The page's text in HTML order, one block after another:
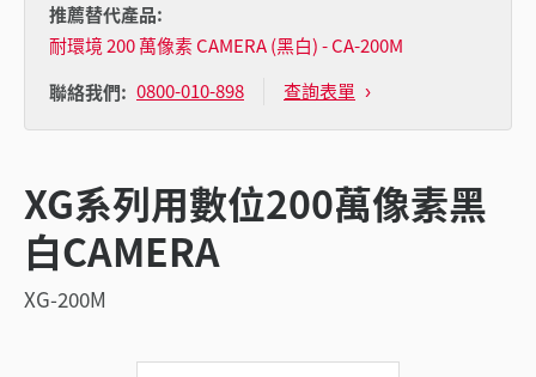
推薦替代產品:
耐環境 200 萬像素 CAMERA (黑白) - CA-200M
聯絡我們: 0800-010-898 查詢表單
XG系列用數位200萬像素黑
白CAMERA
XG-200M